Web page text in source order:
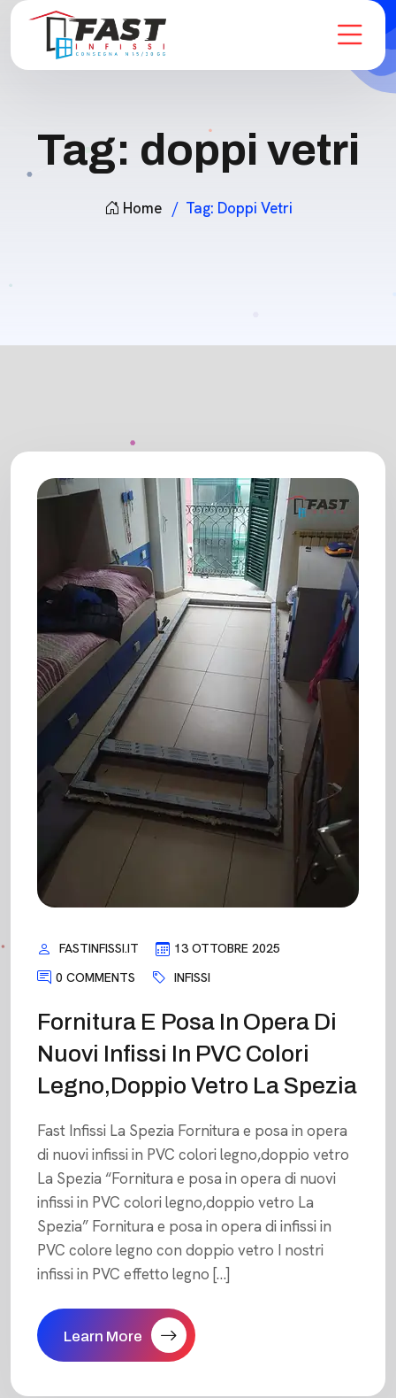
Tag: doppi vetri
Home Tag: Doppi Vetri
FASTINFISSI.IT
13 OTTOBRE 2025
0 COMMENTS
INFISSI
Fornitura E Posa In Opera Di
Nuovi Infissi In PVC Colori
Legno,doppio Vetro La Spezia
Fast Infissi La Spezia Fornitura e posa in opera
di nuovi infissi in PVC colori legno,doppio vetro
La Spezia “Fornitura e posa in opera di nuovi
infissi in PVC colori legno,doppio vetro La
Spezia” Fornitura e posa in opera di infissi in
PVC colore legno con doppio vetro I nostri
infissi in PVC effetto legno […]
Learn More